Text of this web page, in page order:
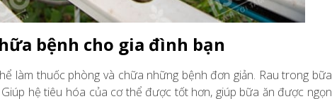
bệnh cho gia đình bạn
làm thuốc phòng và chữa những bệnh đơn giản. Rau trong bữa
hệ tiêu hóa của cơ thể được tốt hơn, giúp bữa ăn được ngọn